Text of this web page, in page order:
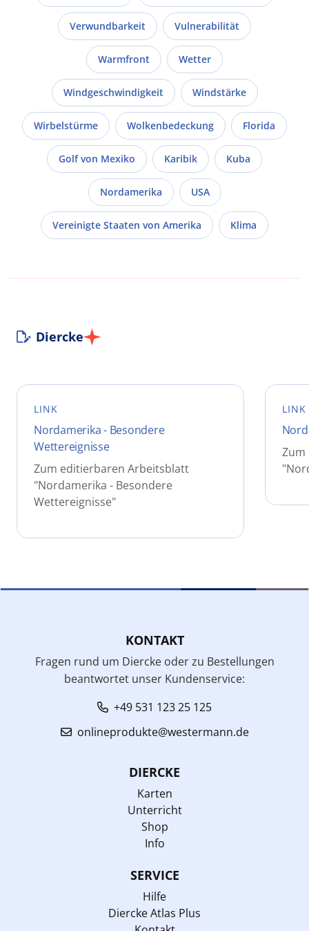
Verwundbarkeit Vulnerabilität
Warmfront Wetter
Windgeschwindigkeit Windstärke
Wirbelstürme Wolkenbedeckung Florida
Golf von Mexiko Karibik Kuba
Nordamerika USA
Vereinigte Staaten von Amerika Klima
Diercke
LINK
Nordamerika - Besondere
Wettereignisse
Zum editierbaren Arbeitsblatt
"Nordamerika - Besondere
Wettereignisse"
LINK
KONTAKT
Fragen rund um Diercke oder zu Bestellungen
beantwortet unser Kundenservice:
+49 531 123 25 125
onlineprodukte@westermann.de
DIERCKE
Karten
Unterricht
Shop
Info
SERVICE
Hilfe
Diercke Atlas Plus